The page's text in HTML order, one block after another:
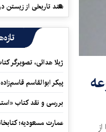
سند تاریخی از زیستن
ژیلا هدائی، تصویرگر
پیکر ابوالقاسم
بررسی و نقد کتاب
عمارت مسعودیه؛